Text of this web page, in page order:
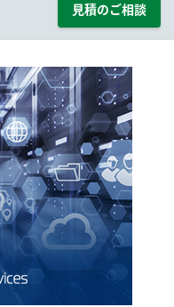
見積のご相談